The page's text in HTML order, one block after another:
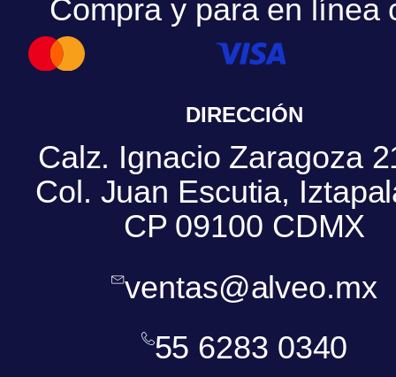
Compra y para en línea
DIRECCIÓN
Calz. Ignacio Zaragoza
Col. Juan Escutia,
CP 09100 CDMX
ventas@alveo.mx
55 6283 0340